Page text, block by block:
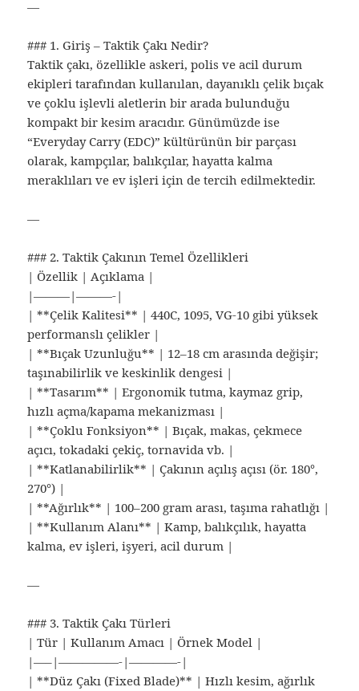
—
### 1. Giriş – Taktik Çakı Nedir?
Taktik çakı, özellikle askeri, polis ve acil durum
ekipleri tarafından kullanılan, dayanıklı çelik bıçak
ve çoklu işlevli aletlerin bir arada bulunduğu
kompakt bir kesim aracıdır. Günümüzde ise
“Everyday Carry (EDC)” kültürünün bir parçası
olarak, kampçılar, balıkçılar, hayatta kalma
meraklıları ve ev işleri için de tercih edilmektedir.
—
### 2. Taktik Çakının Temel Özellikleri
| Özellik | Açıklama |
|———|———-|
| **Çelik Kalitesi** | 440C, 1095, VG-10 gibi yüksek
performanslı çelikler |
| **Bıçak Uzunluğu** | 12–18 cm arasında değişir;
taşınabilirlik ve keskinlik dengesi |
| **Tasarım** | Ergonomik tutma, kaymaz grip,
hızlı açma/kapama mekanizması |
| **Çoklu Fonksiyon** | Bıçak, makas, çekmece
açıcı, tokadaki çekiç, tornavida vb. |
| **Katlanabilirlik** | Çakının açılış açısı (ör. 180°,
270°) |
| **Ağırlık** | 100–200 gram arası, taşıma rahatlığı |
| **Kullanım Alanı** | Kamp, balıkçılık, hayatta
kalma, ev işleri, işyeri, acil durum |
—
### 3. Taktik Çakı Türleri
| Tür | Kullanım Amacı | Örnek Model |
|—–|—————-|————-|
| **Düz Çakı (Fixed Blade)** | Hızlı kesim, ağırlık